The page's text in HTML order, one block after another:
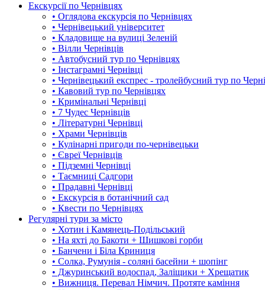
Екскурсії по Чернівцях
• Оглядова екскурсія по Чернівцях
• Чернівецький університет
• Кладовище на вулиці Зеленій
• Вілли Чернівців
• Автобусний тур по Чернівцях
• Інстаграмні Чернівці
• Чернівецький експрес - тролейбусний тур по
• Кавовий тур по Чернівцях
• Кримінальні Чернівці
• 7 Чудес Чернівців
• Літературні Чернівці
• Храми Чернівців
• Кулінарні пригоди по-чернівецьки
• Євреї Чернівців
• Підземні Чернівці
• Таємниці Садгори
• Прадавні Чернівці
• Екскурсія в ботанічний сад
• Квести по Чернівцях
Регулярні тури за місто
• Хотин і Камянець-Подільський
• На яхті до Бакоти + Шишкові горби
• Банчени і Біла Криниця
• Солка, Румунія - соляні басейни + шопінг
• Джуринський водоспад, Заліщики + Хрещатик
• Вижниця. Перевал Німчич. Протяте каміння